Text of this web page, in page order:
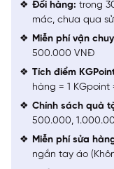
Đổi hàng: trong
mác, chưa qua
Miễn phí vận
500.000 VNĐ
Tích điểm
hàng = 1
Chính sách quà
500.000,
Miễn phí sửa
ngắn tay áo